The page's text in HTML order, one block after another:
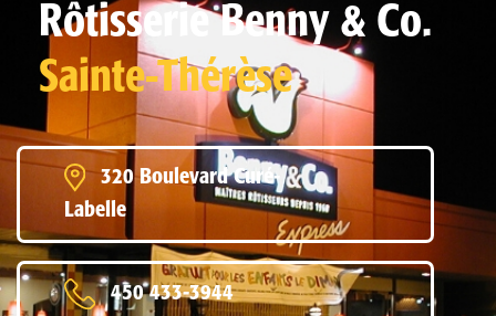
Rôtisserie Benny & Co.
Sainte-Thérèse
320 Boulevard Curé-
Labelle
450 433-3944